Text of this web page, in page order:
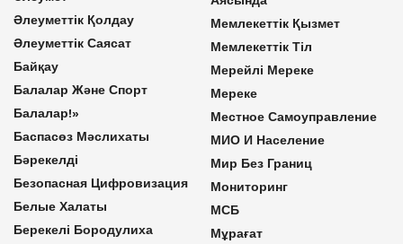
Әлеуметтік Қолдау
Әлеуметтік Саясат
Байқау
Балалар Және Спорт
Балалар!»
Баспасөз Мәслихаты
Бәрекелді
Безопасная Цифровизация
Белые Халаты
Берекелі Бородулиха
Мемлекеттік Қызмет
Мемлекеттік Тіл
Мерейлі Мереке
Мереке
Местное Самоуправление
МИО И Население
Мир Без Границ
Мониторинг
МСБ
Мұрағат